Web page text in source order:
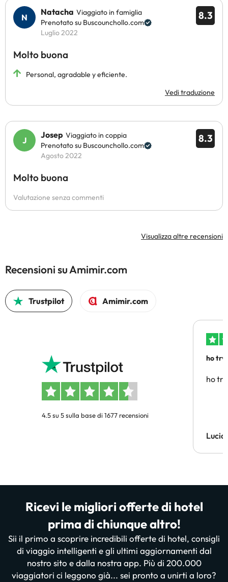
8.3
Natacha Viaggiato in famiglia
Prenotato su Buscounchollo.com
Luglio 2022
Molto buona
Personal, agradable y eficiente.
Vedi traduzione
8.3
Josep Viaggiato in coppia
Prenotato su Buscounchollo.com
Agosto 2022
Molto buona
Valutazione senza commenti
Visualizza altre recensioni
Recensioni su Amimir.com
Trustpilot Amimir.com
4.5 su 5 sulla base di 1677 recensioni
ho
ho
Lucia
Ricevi le migliori offerte di hotel
prima di chiunque altro!
Sii il primo a scoprire incredibili offerte di hotel, consigli
di viaggio intelligenti e gli ultimi aggiornamenti dal
nostro sito e dalla nostra app. Più di 200.000
viaggiatori ci leggono già... sei pronto a unirti a loro?